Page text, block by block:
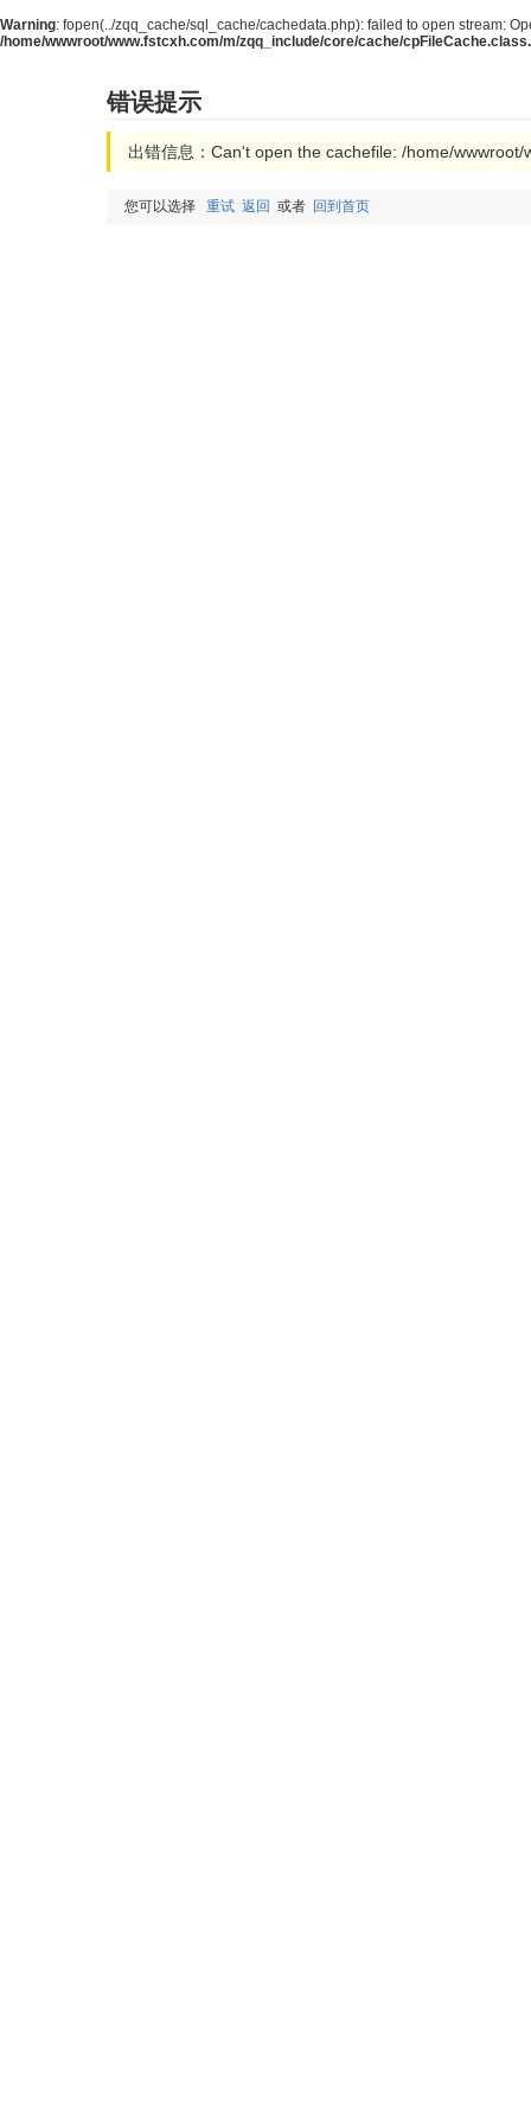
Warning: fopen(../zqq_cache/sql_cache/cachedata.php): failed to open stream:
/home/wwwroot/www.fstcxh.com/m/zqq_include/core/cache/
错误提示
出错信息：Can't open the cachefile: /home/
您可以选择 重试 返回 或者 回到首页